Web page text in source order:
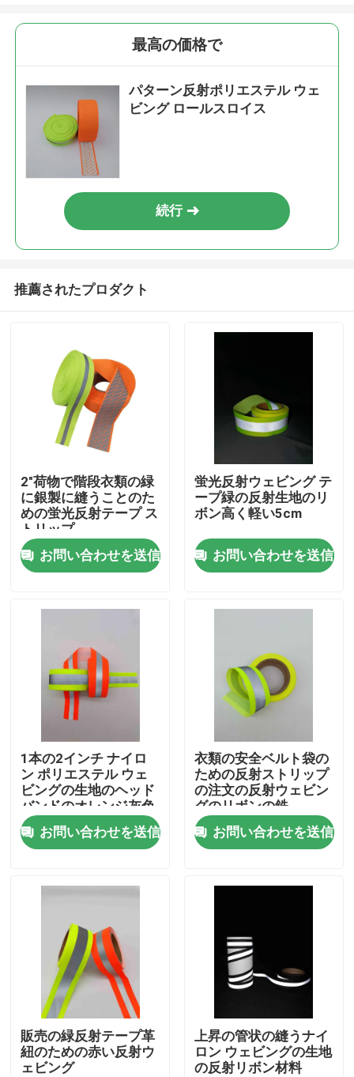
製品
企業情報
会社案内
品質管理
すべての場合
見積依頼
反射生地
最高の価格で
パターン反射ポリエステル ウェ
ビング ロールスロイス
続行
推薦されたプロダクト
2"荷物で階段衣類の緑
に銀製に縫うことのた
めの蛍光反射テープ ス
トリップ
お問い合わせを送信
蛍光反射ウェビング テ
ープ緑の反射生地のリ
ボン高く軽い5cm
お問い合わせを送信
1本の2インチ ナイロ
ン ポリエステル ウェ
ビングの生地のヘッド
バンドのオレンジ灰色
のための縫うリボンの
革紐のストリップ
お問い合わせを送信
衣類の安全ベルト袋の
ための反射ストリップ
の注文の反射ウェビン
グのリボンの鉄
お問い合わせを送信
販売の緑反射テープ革
紐のための赤い反射ウ
ェビング
上昇の管状の縫うナイ
ロン ウェビングの生地
の反射リボン材料